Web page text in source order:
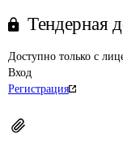
Тендерная
Доступно только с
Вход
Регистрация